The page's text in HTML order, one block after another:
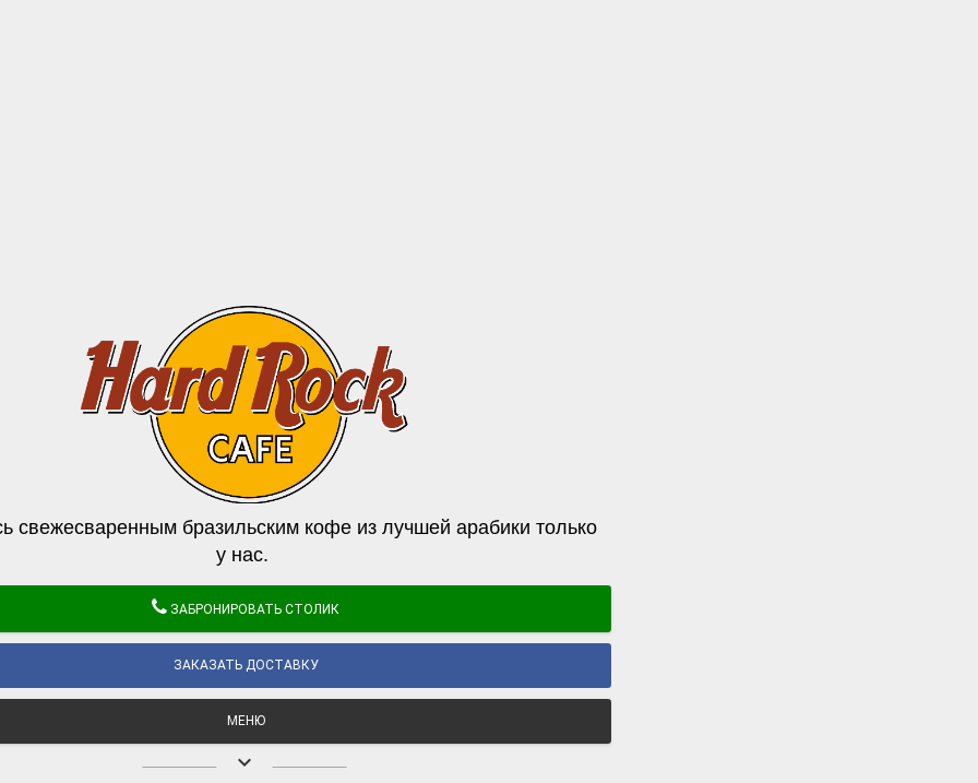
свежесваренным бразильским кофе из лучшей арабики только
у нас.
ЗАБРОНИРОВАТЬ СТОЛИК
ЗАКАЗАТЬ ДОСТАВКУ
МЕНЮ
keyboard_arrow_down